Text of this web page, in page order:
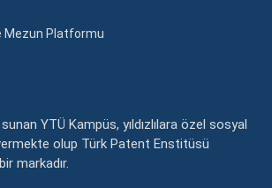
Mezun Platformu
YTÜ Kampüs, yıldızlılara özel sosyal
olup Türk Patent Enstitüsü
markadır.